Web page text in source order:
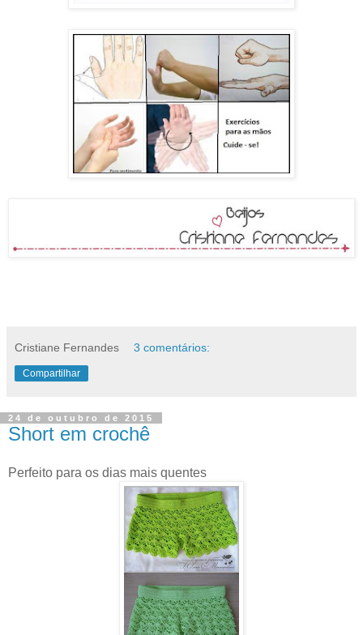
Cristiane Fernandes 3 comentários:
Compartilhar
24 de outubro de 2015
Short em crochê
Perfeito para os dias mais quentes